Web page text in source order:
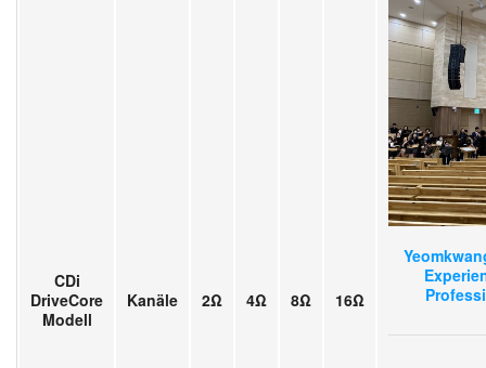
CDi
DriveCore
Modell
Kanäle 2Ω 4Ω 8Ω 16Ω